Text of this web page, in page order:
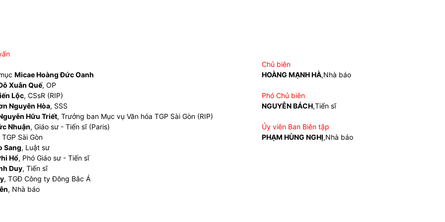
Micae Hoàng Đức Oanh
Xuân Quế, OP
Lộc, CSsR (RIP)
Nguyên Hòa, SSS
Hữu Triết, Trưởng ban Mục vụ Văn hóa TGP Sài Gòn (RIP)
Nhuận, Giáo sư - Tiến sĩ (Paris)
TGP Sài Gòn
Sang, Luật sư
Hổ, Phó Giáo sư - Tiến sĩ
Duy, Tiến sĩ
, TGĐ Công ty Đông Bắc Á
, Nhà báo
Chủ biên
HOÀNG MẠNH HÀ,Nhà báo
Phó Chủ biên
NGUYỄN BÁCH,Tiến sĩ
Ủy viên Ban Biên tập
PHẠM HÙNG NGHỊ,Nhà báo